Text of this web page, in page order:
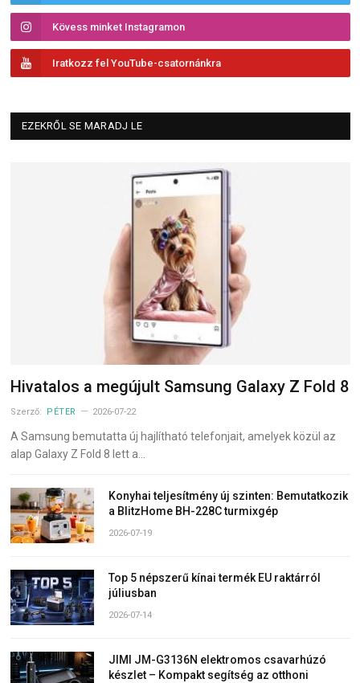
Kövess minket Instagramon
Iratkozz fel YouTube-csatornánkra
EZEKRŐL SE MARADJ LE
Hivatalos a megújult Samsung Galaxy Z Fold 8
Szerző: PÉTER 2026-07-22
A Samsung bemutatta új hajlítható telefonjait, amelyek közül az
alap Galaxy Z Fold 8 lett a…
Konyhai teljesítmény új szinten: Bemutatkozik
a BlitzHome BH-228C turmixgép
2026-07-19
Top 5 népszerű kínai termék EU raktárról
júliusban
2026-07-14
JIMI JM-G3136N elektromos csavarhúzó
készlet – Kompakt segítség az otthoni